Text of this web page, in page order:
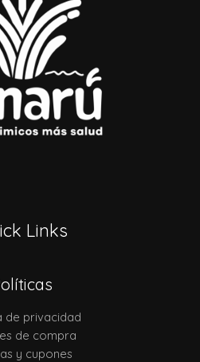
Links
de privacidad
de compra
y cupones